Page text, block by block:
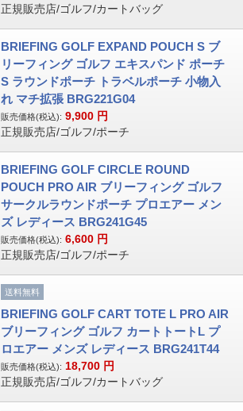
正規販売店/ゴルフ/カートバッグ
BRIEFING GOLF EXPAND POUCH S ブ
リーフィング ゴルフ エキスパンド ポーチ
S ラウンドポーチ トラベルポーチ 小物入
れ マチ拡張 BRG221G04
販売価格(税込): 9,900 円
正規販売店/ゴルフ/ポーチ
BRIEFING GOLF CIRCLE ROUND
POUCH PRO AIR ブリーフィング ゴルフ
サークルラウンドポーチ プロエアー メン
ズ レディース BRG241G45
販売価格(税込): 6,600 円
正規販売店/ゴルフ/ポーチ
送料無料
BRIEFING GOLF CART TOTE L PRO AIR
ブリーフィング ゴルフ カートトートL プ
ロエアー メンズ レディース BRG241T44
販売価格(税込): 18,700 円
正規販売店/ゴルフ/カートバッグ